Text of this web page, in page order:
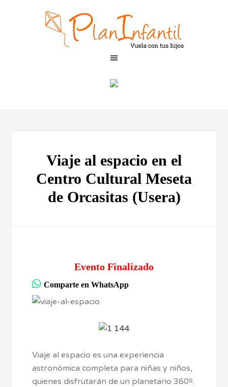
Viaje al espacio en el
Centro Cultural Meseta
de Orcasitas (Usera)
Evento Finalizado
Comparte en WhatsApp
Viaje al espacio es una experiencia
astronómica completa para niñas y niños,
quienes disfrutarán de un planetario 360º.